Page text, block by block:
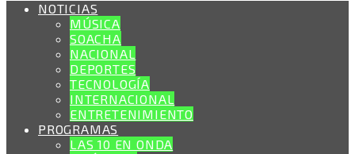
NOTICIAS
MÚSICA
SOACHA
NACIONAL
DEPORTES
TECNOLOGÍA
INTERNACIONAL
ENTRETENIMIENTO
PROGRAMAS
LAS 10 EN ONDA